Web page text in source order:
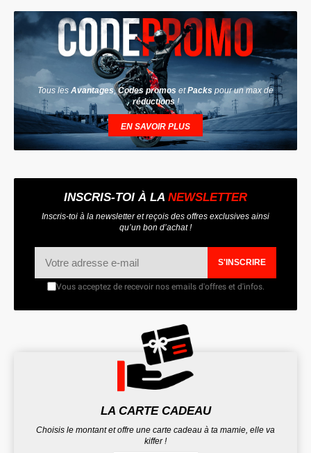
Tous les Avantages,Codes promos etPacks pour un max de
réductions !
EN SAVOIR PLUS
INSCRIS-TOI À LA NEWSLETTER
Inscris-toi à la newsletter et reçois des offres exclusives ainsi
qu’un bon d’achat !
S'INSCRIRE
Vous acceptez de recevoir nos emails d'offres et d'infos.
LA CARTE CADEAU
Choisis le montant et offre une carte cadeau à ta mamie, elle va
kiffer !